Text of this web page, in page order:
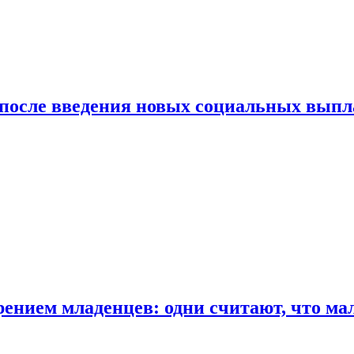
введения новых социальных
младенцев: одни считают, что